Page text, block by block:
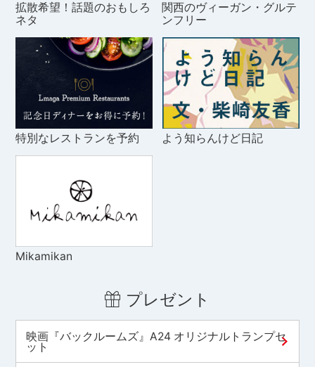
拡散希望！話題のおもしろ
ネタ
関西のヴィーガン・グルテ
ンフリー
特別なレストランを予約 よう知らんけど日記
Mikamikan
プレゼント
映画『バックルームズ』A24 オリジナルトランプセ
ット